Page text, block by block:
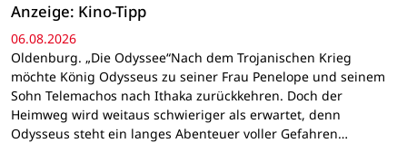
Anzeige: Kino-Tipp
06.08.2026
Oldenburg. „Die Odyssee“Nach dem Trojanischen Krieg
möchte König Odysseus zu seiner Frau Penelope und seinem
Sohn Telemachos nach Ithaka zurückkehren. Doch der
Heimweg wird weitaus schwieriger als erwartet, denn
Odysseus steht ein langes Abenteuer voller Gefahren…